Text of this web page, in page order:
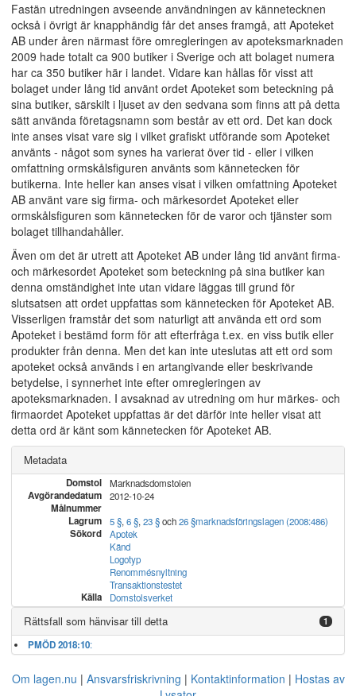
Fastän utredningen avseende användningen av kännetecknen
också i övrigt är knapphändig får det anses framgå, att Apoteket
AB under åren närmast före omregleringen av apoteksmarknaden
2009 hade totalt ca 900 butiker i Sverige och att bolaget numera
har ca 350 butiker här i landet. Vidare kan hållas för visst att
bolaget under lång tid använt ordet Apoteket som beteckning på
sina butiker, särskilt i ljuset av den sedvana som finns att på detta
sätt använda företagsnamn som består av ett ord. Det kan dock
inte anses visat vare sig i vilket grafiskt utförande som Apoteket
använts - något som synes ha varierat över tid - eller i vilken
omfattning ormskålsfiguren använts som kännetecken för
butikerna. Inte heller kan anses visat i vilken omfattning Apoteket
AB använt vare sig firma- och märkesordet Apoteket eller
ormskålsfiguren som kännetecken för de varor och tjänster som
bolaget tillhandahåller.
Även om det är utrett att Apoteket AB under lång tid använt firma-
och märkesordet Apoteket som beteckning på sina butiker kan
denna omständighet inte utan vidare läggas till grund för
slutsatsen att ordet uppfattas som kännetecken för Apoteket AB.
Visserligen framstår det som naturligt att använda ett ord som
Apoteket i bestämd form för att efterfråga t.ex. en viss butik eller
produkter från denna. Men det kan inte uteslutas att ett ord som
apoteket också används i en artangivande eller beskrivande
betydelse, i synnerhet inte efter omregleringen av
apoteksmarknaden. I avsaknad av utredning om hur märkes- och
firmaordet Apoteket uppfattas är det därför inte heller visat att
detta ord är känt som kännetecken för Apoteket AB.
Metadata
Domstol Marknadsdomstolen
Avgörandedatum 2012-10-24
Målnummer
Lagrum
5 §, 6 §, 23 §och26 §marknadsföringslagen (2008:486)
Sökord
Apotek
Känd
Logotyp
Renommésnyltning
Transaktionstestet
Källa Domstolsverket
Rättsfall som hänvisar till detta 1
PMÖD 2018:10:
Om lagen.nu Ansvarsfriskrivning Kontaktinformation
Hostas av